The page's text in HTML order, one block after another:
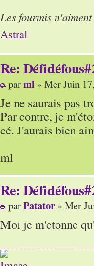
Les fourmis
Astral
Re:
parml » Mer Juin
Je ne saurais pas
Par contre, je
cé. J'aurais bien
ml
Re:
parPatator » Mer
Moi je m'etonne